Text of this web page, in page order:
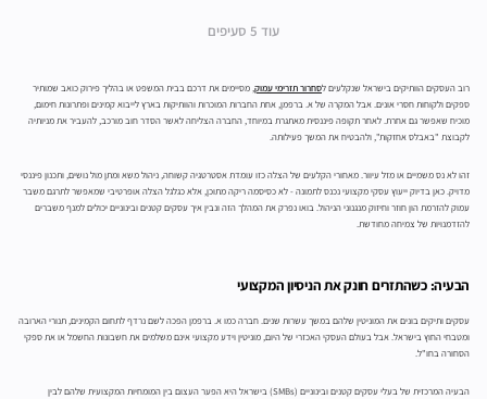
עוד 5 סעיפים
רוב העסקים הוותיקים בישראל שנקלעים לסחרור תזרימי עמוק, מסיימים את דרכם בבית המשפט או בהליך פירוק כואב שמותיר
ספקים ולקוחות חסרי אונים. אבל המקרה של א. ברפמן, אחת החברות המוכרות והוותיקות בארץ לייבוא קמינים ופתרונות חימום,
מוכיח שאפשר גם אחרת. לאחר תקופה פיננסית מאתגרת במיוחד, החברה הצליחה לאשר הסדר חוב מורכב, להעביר את מניותיה
לקבוצת "באבלס אחזקות", ולהבטיח את המשך פעילותה.
זהו לא נס משמיים או מזל עיוור. מאחורי הקלעים של הצלה כזו עומדת אסטרטגיה קשוחה, ניהול משא ומתן מול נושים, ותכנון פיננסי
מדויק. כאן בדיוק ייעוץ עסקי מקצועי נכנס לתמונה - לא כסיסמה ריקה מתוכן, אלא כגלגל הצלה אופרטיבי שמאפשר לתרגם משבר
עמוק להזרמת הון חוזר וחיזוק מנגנוני הניהול. בואו נפרק את המהלך הזה ונבין איך עסקים קטנים ובינוניים יכולים למנף משברים
להזדמנויות של צמיחה מחודשת.
הבעיה: כשהתזרים חונק את הניסיון המקצועי
עסקים ותיקים בונים את המוניטין שלהם במשך עשרות שנים. חברה כמו א. ברפמן הפכה לשם נרדף לתחום הקמינים, תנורי הארובה
ומטבחי החוץ בישראל. אבל בעולם העסקי האכזרי של היום, מוניטין וידע מקצועי אינם משלמים את חשבונות החשמל או את ספקי
הסחורה בחו"ל.
הבעיה המרכזית של בעלי עסקים קטנים ובינוניים (SMBs) בישראל היא הפער העצום בין המומחיות המקצועית שלהם לבין